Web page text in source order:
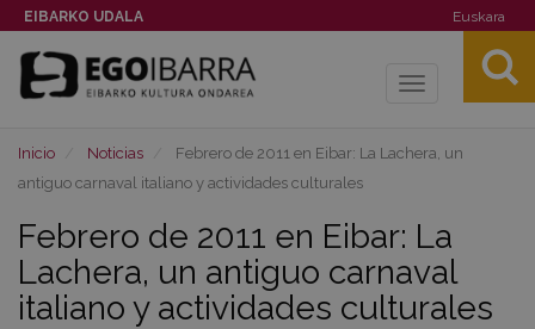
EIBARKO UDALA Euskara
Toggle
Inicio Noticias
Febrero de 2011 en Eibar: La Lachera, un
antiguo carnaval italiano y actividades culturales
Febrero de 2011 en Eibar: La
Lachera, un antiguo carnaval
italiano y actividades culturales